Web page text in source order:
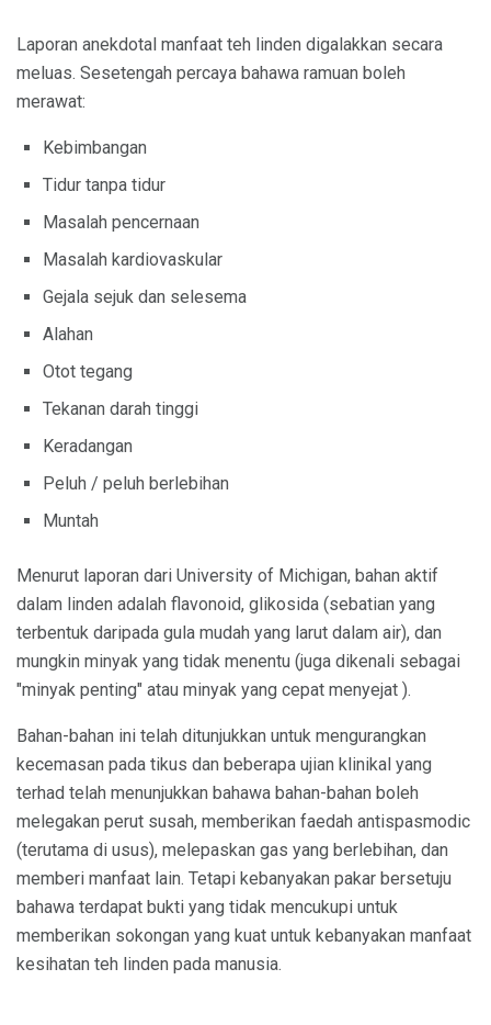
Laporan anekdotal manfaat teh linden digalakkan secara
meluas. Sesetengah percaya bahawa ramuan boleh
merawat:
Kebimbangan
Tidur tanpa tidur
Masalah pencernaan
Masalah kardiovaskular
Gejala sejuk dan selesema
Alahan
Otot tegang
Tekanan darah tinggi
Keradangan
Peluh / peluh berlebihan
Muntah
Menurut laporan dari University of Michigan, bahan aktif
dalam linden adalah flavonoid, glikosida (sebatian yang
terbentuk daripada gula mudah yang larut dalam air), dan
mungkin minyak yang tidak menentu (juga dikenali sebagai
"minyak penting" atau minyak yang cepat menyejat ).
Bahan-bahan ini telah ditunjukkan untuk mengurangkan
kecemasan pada tikus dan beberapa ujian klinikal yang
terhad telah menunjukkan bahawa bahan-bahan boleh
melegakan perut susah, memberikan faedah antispasmodic
(terutama di usus), melepaskan gas yang berlebihan, dan
memberi manfaat lain. Tetapi kebanyakan pakar bersetuju
bahawa terdapat bukti yang tidak mencukupi untuk
memberikan sokongan yang kuat untuk kebanyakan manfaat
kesihatan teh linden pada manusia.